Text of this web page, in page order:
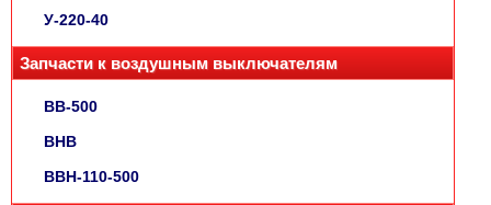
У-220-40
Запчасти к воздушным выключателям
ВВ-500
ВНВ
ВВН-110-500